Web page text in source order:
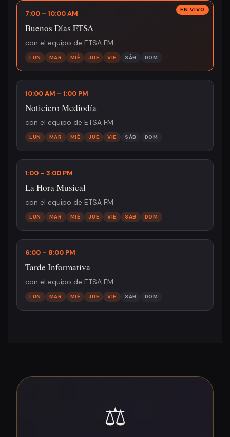
7:00 – 10:00 AM
Buenos Días ETSA
con el equipo de ETSA FM
LUN MAR MIÉ JUE VIE SÁB DOM
10:00 AM – 1:00 PM
Noticiero Mediodía
con el equipo de ETSA FM
LUN MAR MIÉ JUE VIE SÁB DOM
1:00 – 3:00 PM
La Hora Musical
con el equipo de ETSA FM
LUN MAR MIÉ JUE VIE SÁB DOM
6:00 – 8:00 PM
Tarde Informativa
con el equipo de ETSA FM
LUN MAR MIÉ JUE VIE SÁB DOM
⚖️